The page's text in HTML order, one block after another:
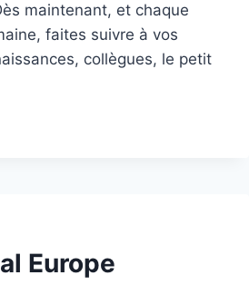
maintenant, et chaque
faites suivre à vos
collègues, le petit
Europe